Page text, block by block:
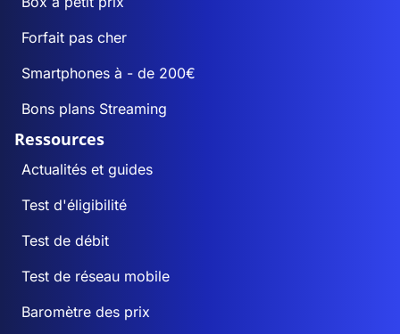
Forfait pas cher
Smartphones à - de 200€
Bons plans Streaming
Ressources
Actualités et guides
Test d'éligibilité
Test de débit
Test de réseau mobile
Baromètre des prix